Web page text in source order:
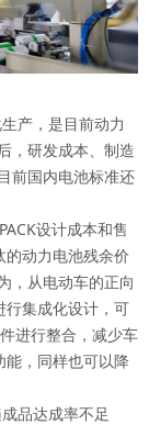
产，是目前动力
，研发成本、制造
前国内电池标准还
设计成本和售
动力电池残余价
，从电动车的正向
行集成化设计，可
进行整合，减少车
，同样也可以降
品达成率不足